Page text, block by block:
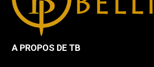
A PROPOS DE TB